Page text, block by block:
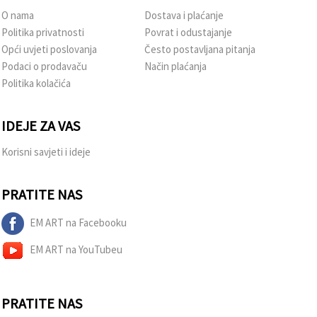
O nama
Politika privatnosti
Opći uvjeti poslovanja
Podaci o prodavaču
Politika kolačića
Dostava i plaćanje
Povrat i odustajanje
Često postavljana pitanja
Način plaćanja
IDEJE ZA VAS
Korisni savjeti i ideje
PRATITE NAS
EM ART na Facebooku
EM ART na YouTubeu
PRATITE NAS